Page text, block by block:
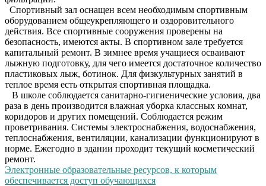
Спортивный зал оснащен всем необходимым спортивным
оборудованием общеукрепляющего и оздоровительного
действия. Все спортивные сооружения проверены на
безопасность, имеются акты. В спортивном зале требуется
капитальный ремонт. В зимнее время учащиеся осваивают
лыжную подготовку, для чего имеется достаточное количество
пластиковых лыж, ботинок. Для физкультурных занятий в
теплое время есть открытая спортивная площадка.
В школе соблюдается санитарно-гигиенические условия, два
раза в день производится влажная уборка классных комнат,
коридоров и других помещений. Соблюдается режим
проветривания. Системы электроснабжения, водоснабжения,
теплоснабжения, вентиляции, канализации функционируют в
норме. Ежегодно в здании проходит текущий косметический
ремонт.
Электронные образовательные ресурсов, к которым
обеспечивается доступ обучающихся